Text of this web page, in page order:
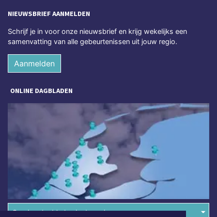
NIEUWSBRIEF AANMELDEN
Schrijf je in voor onze nieuwsbrief en krijg wekelijks een
samenvatting van alle gebeurtenissen uit jouw regio.
Aanmelden
ONLINE DAGBLADEN
Overige dagbladen in de regio